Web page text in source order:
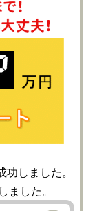
功しました。
ました。